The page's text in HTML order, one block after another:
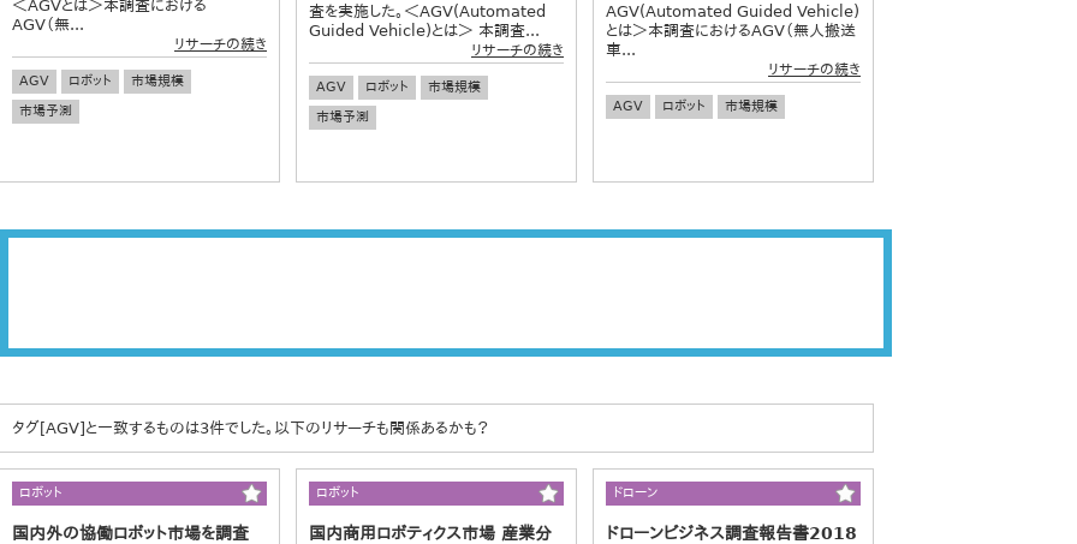
＜AGVとは＞本調査における
AGV（無...
リサーチの続き
AGV ロボット
市場規模
市場予測
査を実施した。＜AGV(Automated
Guided Vehicle)とは＞ 本調査...
リサーチの続き
AGV ロボット
市場規模
市場予測
AGV(Automated Guided Vehicle)
とは＞本調査におけるAGV（無人搬送
車...
リサーチの続き
AGV ロボット 市場規模
タグ[AGV]と一致するものは3件でした。以下のリサーチも関係あるかも？
ロボット
国内外の協働ロボット市場を調査
ロボット
国内商用ロボティクス市場 産業分
ドローン
ドローンビジネス調査報告書2018